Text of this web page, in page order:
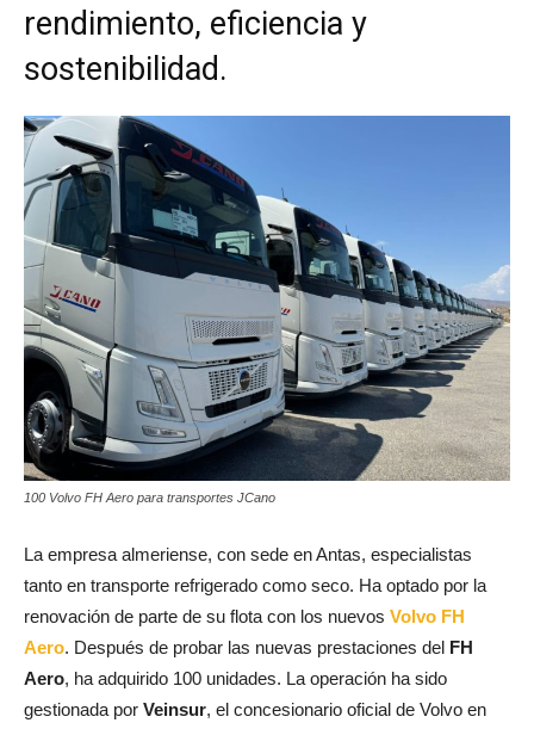
rendimiento, eficiencia y
sostenibilidad.
100 Volvo FH Aero para transportes JCano
La empresa almeriense, con sede en Antas, especialistas
tanto en transporte refrigerado como seco. Ha optado por la
renovación de parte de su flota con los nuevos Volvo FH
Aero. Después de probar las nuevas prestaciones del FH
Aero, ha adquirido 100 unidades. La operación ha sido
gestionada por Veinsur, el concesionario oficial de Volvo en